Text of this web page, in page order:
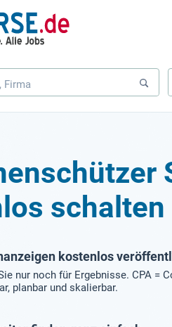
schalten
kostenlos
nur noch für Ergebnisse. CPA =
planbar und skalierbar.